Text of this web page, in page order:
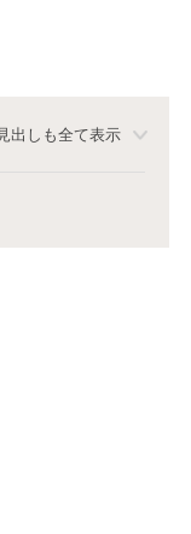
出しも全て表示